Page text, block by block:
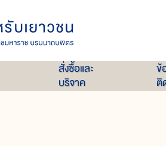
สั่งซื้อและ
บริจาค
ข้
ติ